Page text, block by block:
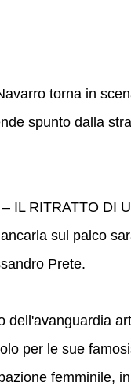
torna in
spunto dalla
IL RITRATTO DI
sul palco
Prete.
per le sue
femminile,